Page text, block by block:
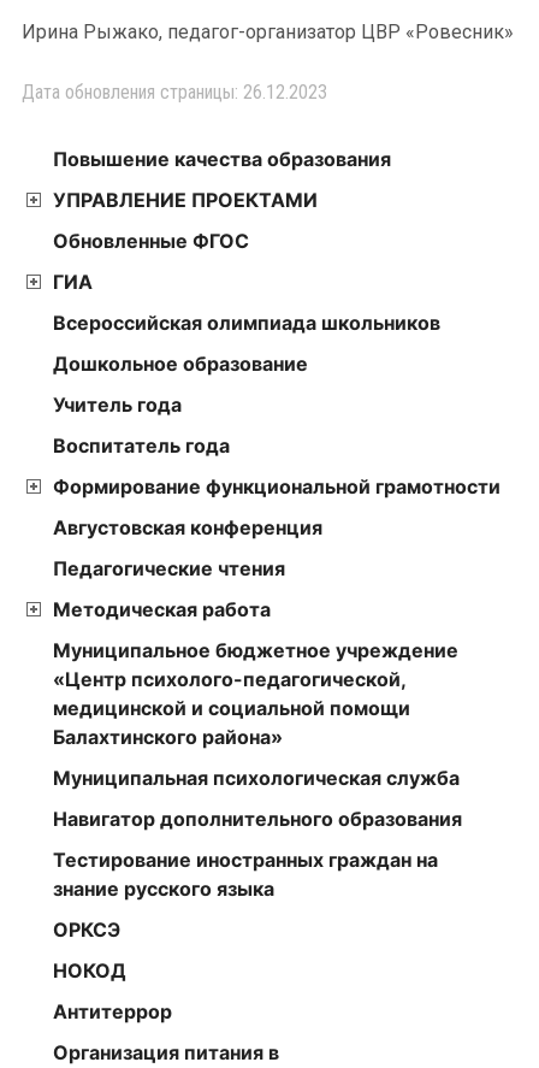
Ирина Рыжако, педагог-организатор ЦВР «Ровесник»
Дата обновления страницы: 26.12.2023
Повышение качества образования
УПРАВЛЕНИЕ ПРОЕКТАМИ
Обновленные ФГОС
ГИА
Всероссийская олимпиада школьников
Дошкольное образование
Учитель года
Воспитатель года
Формирование функциональной грамотности
Августовская конференция
Педагогические чтения
Методическая работа
Муниципальное бюджетное учреждение
«Центр психолого-педагогической,
медицинской и социальной помощи
Балахтинского района»
Муниципальная психологическая служба
Навигатор дополнительного образования
Тестирование иностранных граждан на
знание русского языка
ОРКСЭ
НОКОД
Антитеррор
Организация питания в